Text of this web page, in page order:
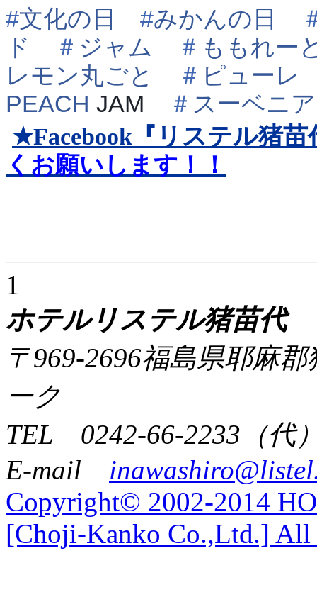
#文化の日 #みかんの日
ド
＃ ジャム ＃ ももれー
レモン丸ごと
＃ ピューレ
PEACH JAM ＃ スーベニア
★Facebook『 リステル猪
くお願いします！！
1
ホテルリステル猪苗代
〒969-2696福島県耶麻
ーク
TEL 0242-66-2233
E-mail
Copyright© 2002-2014
[Choji-Kanko Co.,Ltd.] All